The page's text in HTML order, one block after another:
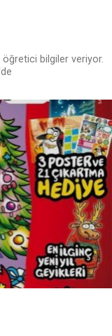
öğretici bilgiler veriyor.